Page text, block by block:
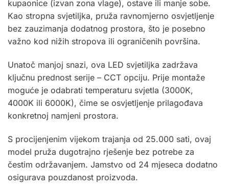
kupaonice (izvan zona vlage), ostave ili manje sobe.
Kao stropna svjetiljka, pruža ravnomjerno osvjetljenje
bez zauzimanja dodatnog prostora, što je posebno
važno kod nižih stropova ili ograničenih površina.
Unatoč manjoj snazi, ova LED svjetiljka zadržava
ključnu prednost serije – CCT opciju. Prije montaže
moguće je odabrati temperaturu svjetla (3000K,
4000K ili 6000K), čime se osvjetljenje prilagođava
konkretnoj namjeni prostora.
S procijenjenim vijekom trajanja od 25.000 sati, ovaj
model pruža dugotrajno rješenje bez potrebe za
čestim održavanjem. Jamstvo od 24 mjeseca dodatno
osigurava pouzdanost proizvoda.